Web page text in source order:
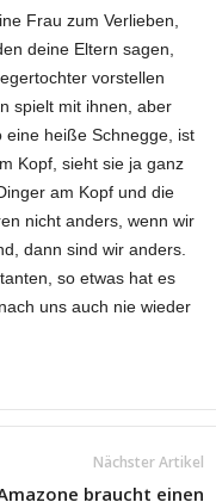
Frau zum Verlieben,
deine Eltern sagen,
vorstellen
spielt mit ihnen, aber
eine heiße Schnegge, ist
Kopf, sieht sie ja ganz
am Kopf und die
nicht anders, wenn wir
dann sind wir anders.
so etwas hat es
uns auch nie wieder
Nächster Artikel
braucht einen